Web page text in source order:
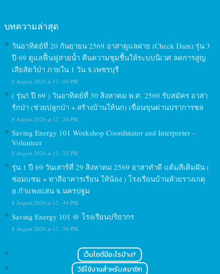
บทความล่าสุด
วันอาทิตย์ที่ 20 กันยายน 2569 อาสาดูแลฝาย (Check Dam) รุ่น 3
ปี 69 ดูแลฟื้นฟูสายน้ำ คืนความชุมชื้นให้ระบบนิเวศ ลดการสูญ
เสียสัตว์ป่า ภายใน 1 วัน จ.เพชรบุรี
8 August 2026 at 12 : 04 PM
( รุ่น5 ปี 69 ) วันอาทิตย์ที่ 30 สิงหาคม พ.ศ. 2569 รับสมัคร อาสา
รักป่า (ช่วยปลูกป่า + สร้างบ้านให้นก) เขื่อนขุนด่านปราการชล
8 August 2026 at 12 : 24 PM
Saving Energy 101 Workshop Coordinator and Interpreter –
Volunteer
8 August 2026 at 12 : 22 PM
รุ่น 1 ปี 69 วันเสาร์ที่ 29 สิงหาคม 2569 อาสาทำดี แต้มสีเติมฝัน (
ซ่อมแซม + ทาสีอาคารเรียน ให้น้อง ) โรงเรียนบ้านห้วยรางเกตุ
อ.กำแพงแสน จ.นครปฐม
8 August 2026 at 12 : 44 PM
Saving Energy 101 @ โรงเรียนปริยากร
8 August 2026 at 12 : 58 PM
เว็บไซต์มีอะไรบ้าง?
วิธีใช้งานสำหรับสมาชิก